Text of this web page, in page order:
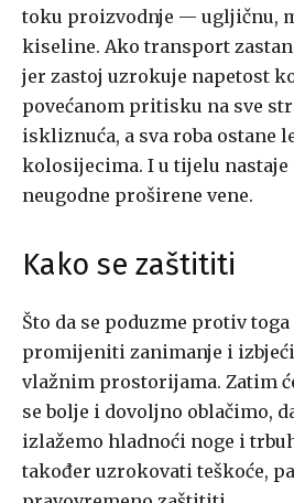
toku proizvodnje — ugljičnu,
kiseline. Ako transport
jer zastoj uzrokuje napetost
povećanom pritisku na sve
iskliznuća, a sva roba ostane
kolosijecima. I u tijelu nastaje
neugodne proširene vene.
Kako se zaštititi
Što da se poduzme protiv toga
promijeniti zanimanje i
vlažnim prostorijama. Zatim
se bolje i dovoljno oblačimo,
izlažemo hladnoći noge i
također uzrokovati teškoće,